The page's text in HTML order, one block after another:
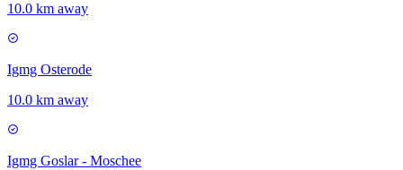
10.0 km away
Igmg Osterode
10.0 km away
Igmg Goslar - Moschee